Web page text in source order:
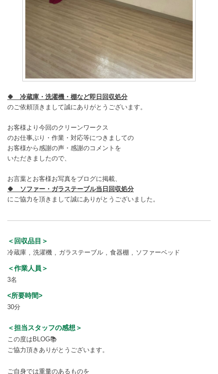
🍀 冷蔵庫・洗濯機・棚など即日 回収処分
のご依頼頂きまして誠にありがとうございます。
お客様より今回のクリーンワークス
のお仕事ぶり・作業・対応等につきましての
お客様から感謝の声・感謝のコメントを
いただきましたので、
お言葉とお客様お写真をブログに掲載、
🍀 ソファー・ガラステーブル当日回収処分
にご協力を頂きまして誠にありがとうございました。
＜回収品目＞
冷蔵庫 洗濯機 ガラステーブル 食器棚 ソファーベッド
＜作業人員＞
3名
<所要時間>
30分
＜担当スタッフの感想＞
この度はBLOG📚
ご協力頂きありがとうございます。
ご自身では重量のあるものを